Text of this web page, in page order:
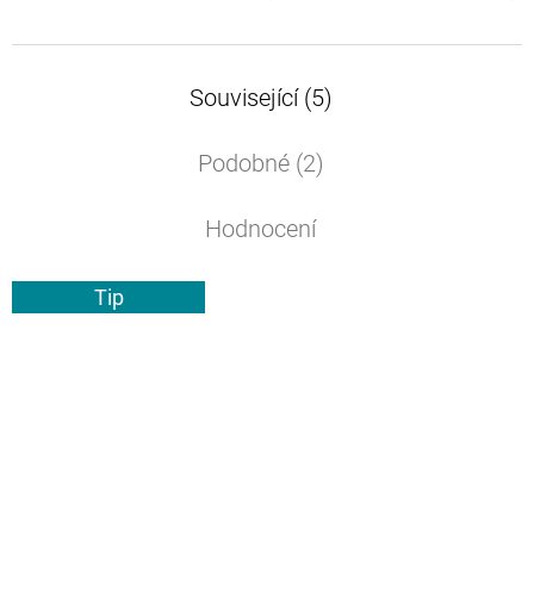
Související (5)
Podobné (2)
Hodnocení
Tip